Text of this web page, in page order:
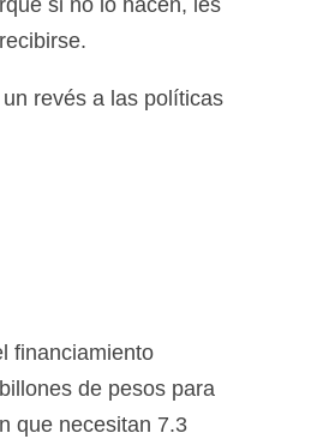
si no lo hacen, les
revés a las políticas
financiamiento
de pesos para
que necesitan 7.3